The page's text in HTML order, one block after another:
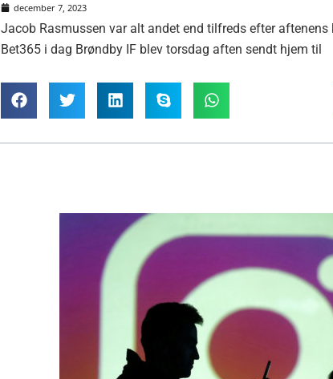
december 7, 2023
Jacob Rasmussen var alt andet end tilfreds efter aftenens
Bet365 i dag Brøndby IF blev torsdag aften sendt hjem til